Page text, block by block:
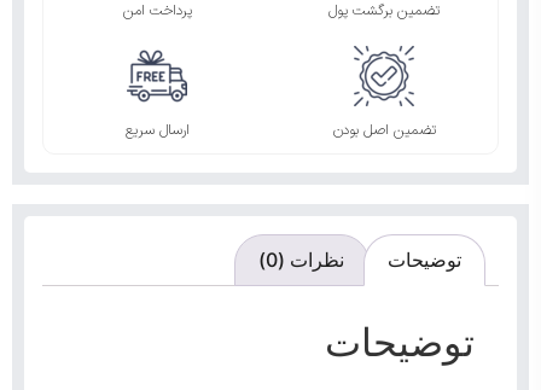
تضمین برگشت پول پرداخت امن
تضمین اصل بودن ارسال سریع
توضیحات نظرات (0)
توضیحات